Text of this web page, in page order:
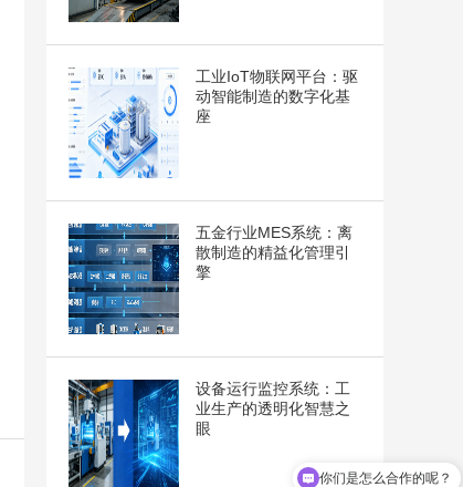
工业IoT物联网平台：驱
动智能制造的数字化基
座
五金行业MES系统：离
散制造的精益化管理引
擎
设备运行监控系统：工
业生产的透明化智慧之
眼
你们是怎么合作的呢？